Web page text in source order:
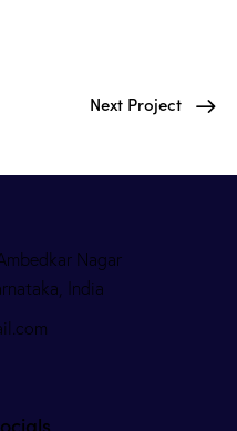
Next Project
Nagar
India